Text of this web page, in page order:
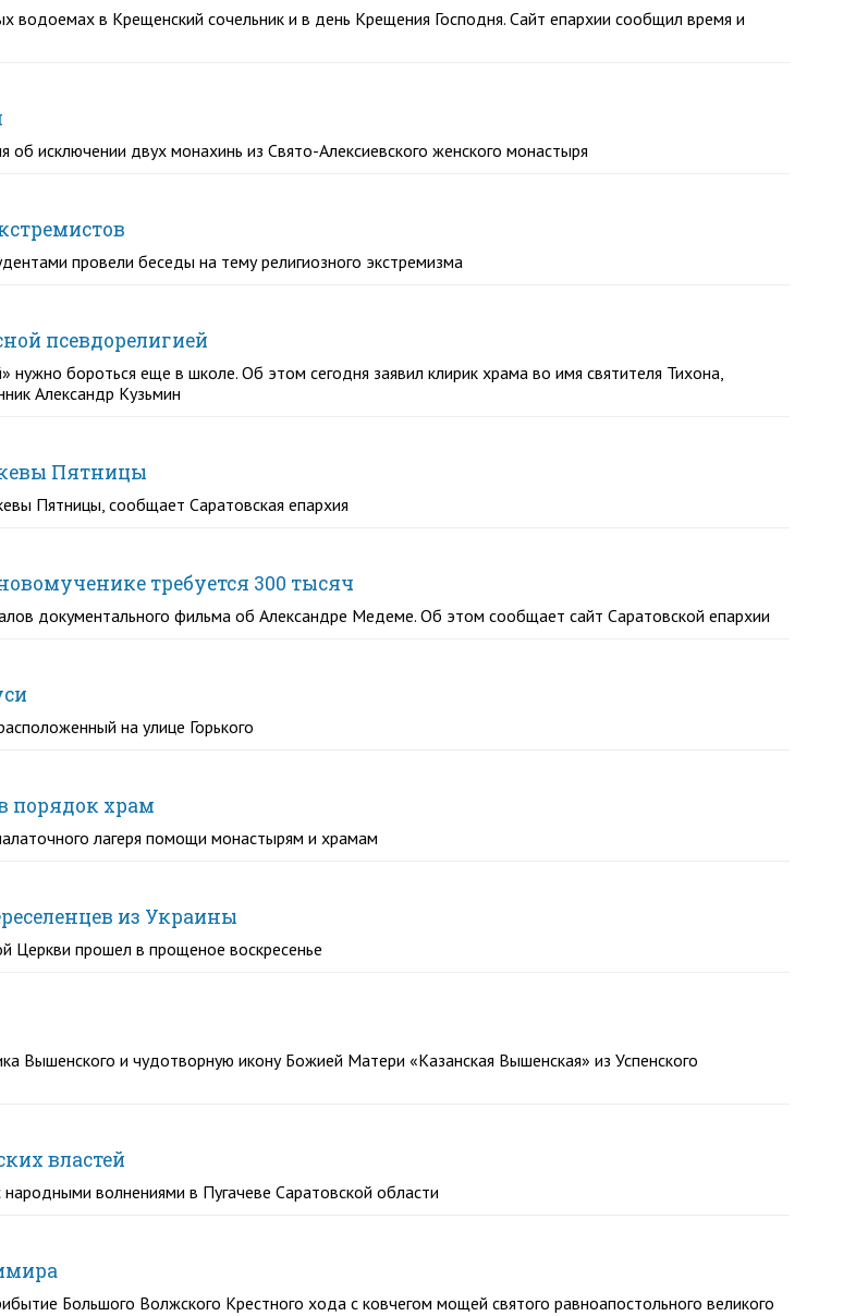
водоемах в Крещенский сочельник и в день Крещения Господня. Сайт епархии сообщил время и
исключении двух монахинь из Свято-Алексиевского женского монастыря
провели беседы на тему религиозного экстремизма
псевдорелигией
нужно бороться еще в школе. Об этом сегодня заявил клирик храма во имя святителя Тихона,
Александр Кузьмин
Пятницы
Пятницы, сообщает Саратовская епархия
требуется 300 тысяч
документального фильма об Александре Медеме. Об этом сообщает сайт Саратовской епархии
на улице Горького
порядок храм
лагеря помощи монастырям и храмам
из Украины
Церкви прошел в прощеное воскресенье
Вышенского и чудотворную икону Божией Матери «Казанская Вышенская» из Успенского
властей
волнениями в Пугачеве Саратовской области
Большого Волжского Крестного хода с ковчегом мощей святого равноапостольного великого